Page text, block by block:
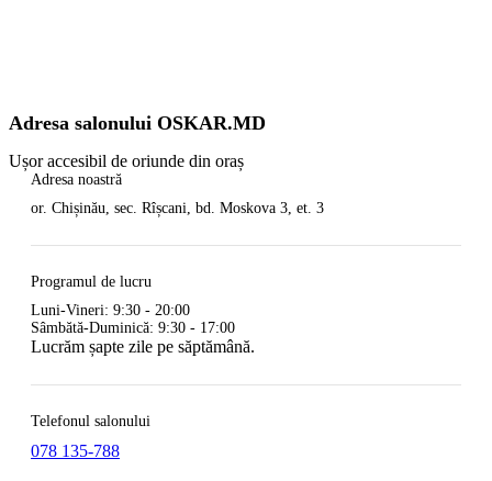
Adresa salonului OSKAR.MD
Ușor accesibil de oriunde din oraș
Adresa noastră
or. Chișinău, sec. Rîșcani, bd. Moskova 3, et. 3
Programul de lucru
Luni-Vineri: 9:30 - 20:00
Sâmbătă-Duminică: 9:30 - 17:00
Lucrăm șapte zile pe săptămână.
Telefonul salonului
078 135-788